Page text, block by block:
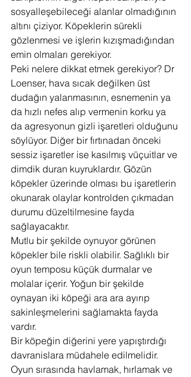
sosyalleşebileceği alanlar olmadığının
altını çiziyor. Köpeklerin sürekli
gözlenmesi ve işlerin kızışmadığından
emin olmaları gerekiyor.
Peki nelere dikkat etmek gerekiyor? Dr
Loenser, hava sıcak değilken üst
dudağın yalanmasının, esnemenin ya
da hızlı nefes alıp vermenin korku ya
da agresyonun gizli işaretleri olduğunu
söylüyor. Diğer bir fırtınadan önceki
sessiz işaretler ise kasılmış vüçuitlar ve
dimdik duran kuyruklardır. Gözün
köpekler üzerinde olması bu işaretlerin
okunarak olaylar kontrolden çıkmadan
durumu düzeltilmesine fayda
sağlayacaktır.
Mutlu bir şekilde oynuyor görünen
köpekler bile riskli olabilir. Sağlıklı bir
oyun temposu küçük durmalar ve
molalar içerir. Yoğun bir şekilde
oynayan iki köpeği ara ara ayırıp
sakinleşmelerini sağlamakta fayda
vardır.
Bir köpeğin diğerini yere yapıştırdığı
davranislara müdahele edilmelidir.
Oyun sırasında havlamak, hırlamak ve